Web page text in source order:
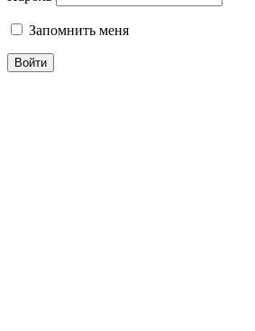
Запомнить меня